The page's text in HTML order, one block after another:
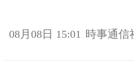
08月08日 15:01 時事通信